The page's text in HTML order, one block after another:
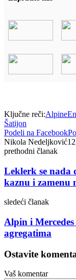
Ključne reči:Alpine
Šatijon
Podeli na Facebook
Nikola Nedeljković
prethodni članak
Leklerk se nada
kaznu i zamenu
sledeći članak
Alpin i
agregatima
Ostavite
Vaš komentar